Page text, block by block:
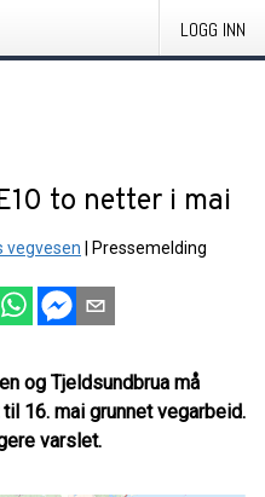
LOGG INN
to netter i mai
vegvesen Pressemelding
og Tjeldsundbrua må
16. mai grunnet vegarbeid.
varslet.